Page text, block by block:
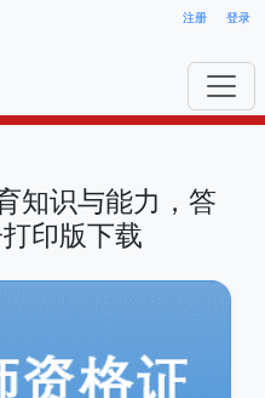
注册 登录
知识与能力，答
印版下载